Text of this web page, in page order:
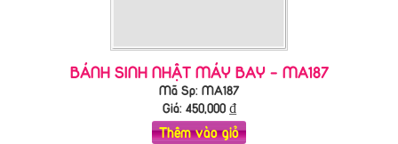
BÁNH SINH NHẬT MÁY BAY - MA187
Mã Sp: MA187
Giá: 450,000₫
Thêm vào giỏ